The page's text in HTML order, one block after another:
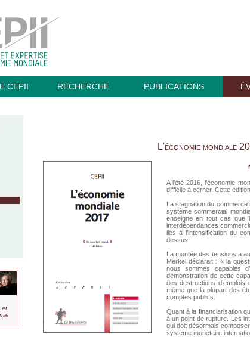
CEPII RECHERCHE PUBLICATIONS
et
L'économie mondiale
A l’été 2016, l’économie
difficile à cerner. Cette
La stagnation du
système commercial
enseigne en tout cas que
interdépendances
liés à l’intensification du
dessus.
La montée des tensions a
Merkel déclarait : « la
nous sommes capables
démonstration de cette
des destructions
même que la plupart des
comptes publics.
Quant à la financiarisation
à un point de rupture. Les
qui doit désormais
système monétaire